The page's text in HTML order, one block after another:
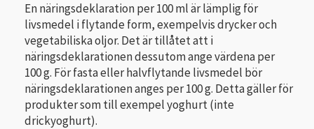
En näringsdeklaration per 100 ml är lämplig för
livsmedel i flytande form, exempelvis drycker och
vegetabiliska oljor. Det är tillåtet att i
näringsdeklarationen dessutom ange värdena per
100 g. För fasta eller halvflytande livsmedel bör
näringsdeklarationen anges per 100 g. Detta gäller för
produkter som till exempel yoghurt (inte
drickyoghurt).